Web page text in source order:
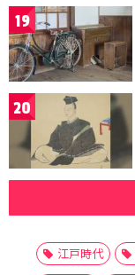
19
20
江戸時代